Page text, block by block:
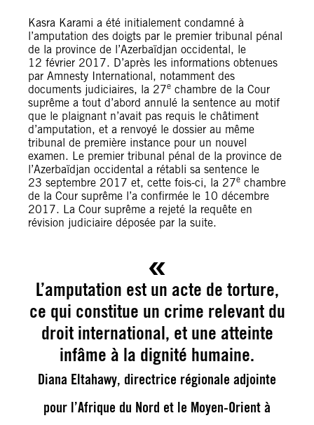
Kasra Karami a été initialement condamné à
l’amputation des doigts par le premier tribunal pénal
de la province de l’Azerbaïdjan occidental, le
12 février 2017. D’après les informations obtenues
par Amnesty International, notamment des
documents judiciaires, la 27e chambre de la Cour
suprême a tout d’abord annulé la sentence au motif
que le plaignant n’avait pas requis le châtiment
d’amputation, et a renvoyé le dossier au même
tribunal de première instance pour un nouvel
examen. Le premier tribunal pénal de la province de
l’Azerbaïdjan occidental a rétabli sa sentence le
23 septembre 2017 et, cette fois-ci, la 27e chambre
de la Cour suprême l’a confirmée le 10 décembre
2017. La Cour suprême a rejeté la requête en
révision judiciaire déposée par la suite.
L’amputation est un acte de torture,
ce qui constitue un crime relevant du
droit international, et une atteinte
infâme à la dignité humaine.
Diana Eltahawy, directrice régionale adjointe
pour l’Afrique du Nord et le Moyen-Orient à